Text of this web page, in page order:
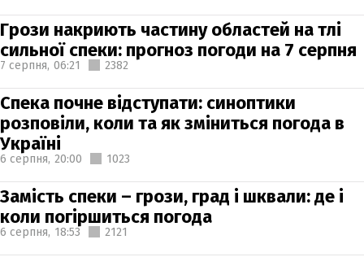
Грози накриють частину областей на тлі
сильної спеки: прогноз погоди на 7 серпня
7 серпня, 06:21 2382
Спека почне відступати: синоптики
розповіли, коли та як зміниться погода в
Україні
6 серпня, 20:00 1023
Замість спеки – грози, град і шквали: де і
коли погіршиться погода
6 серпня, 18:53 2121